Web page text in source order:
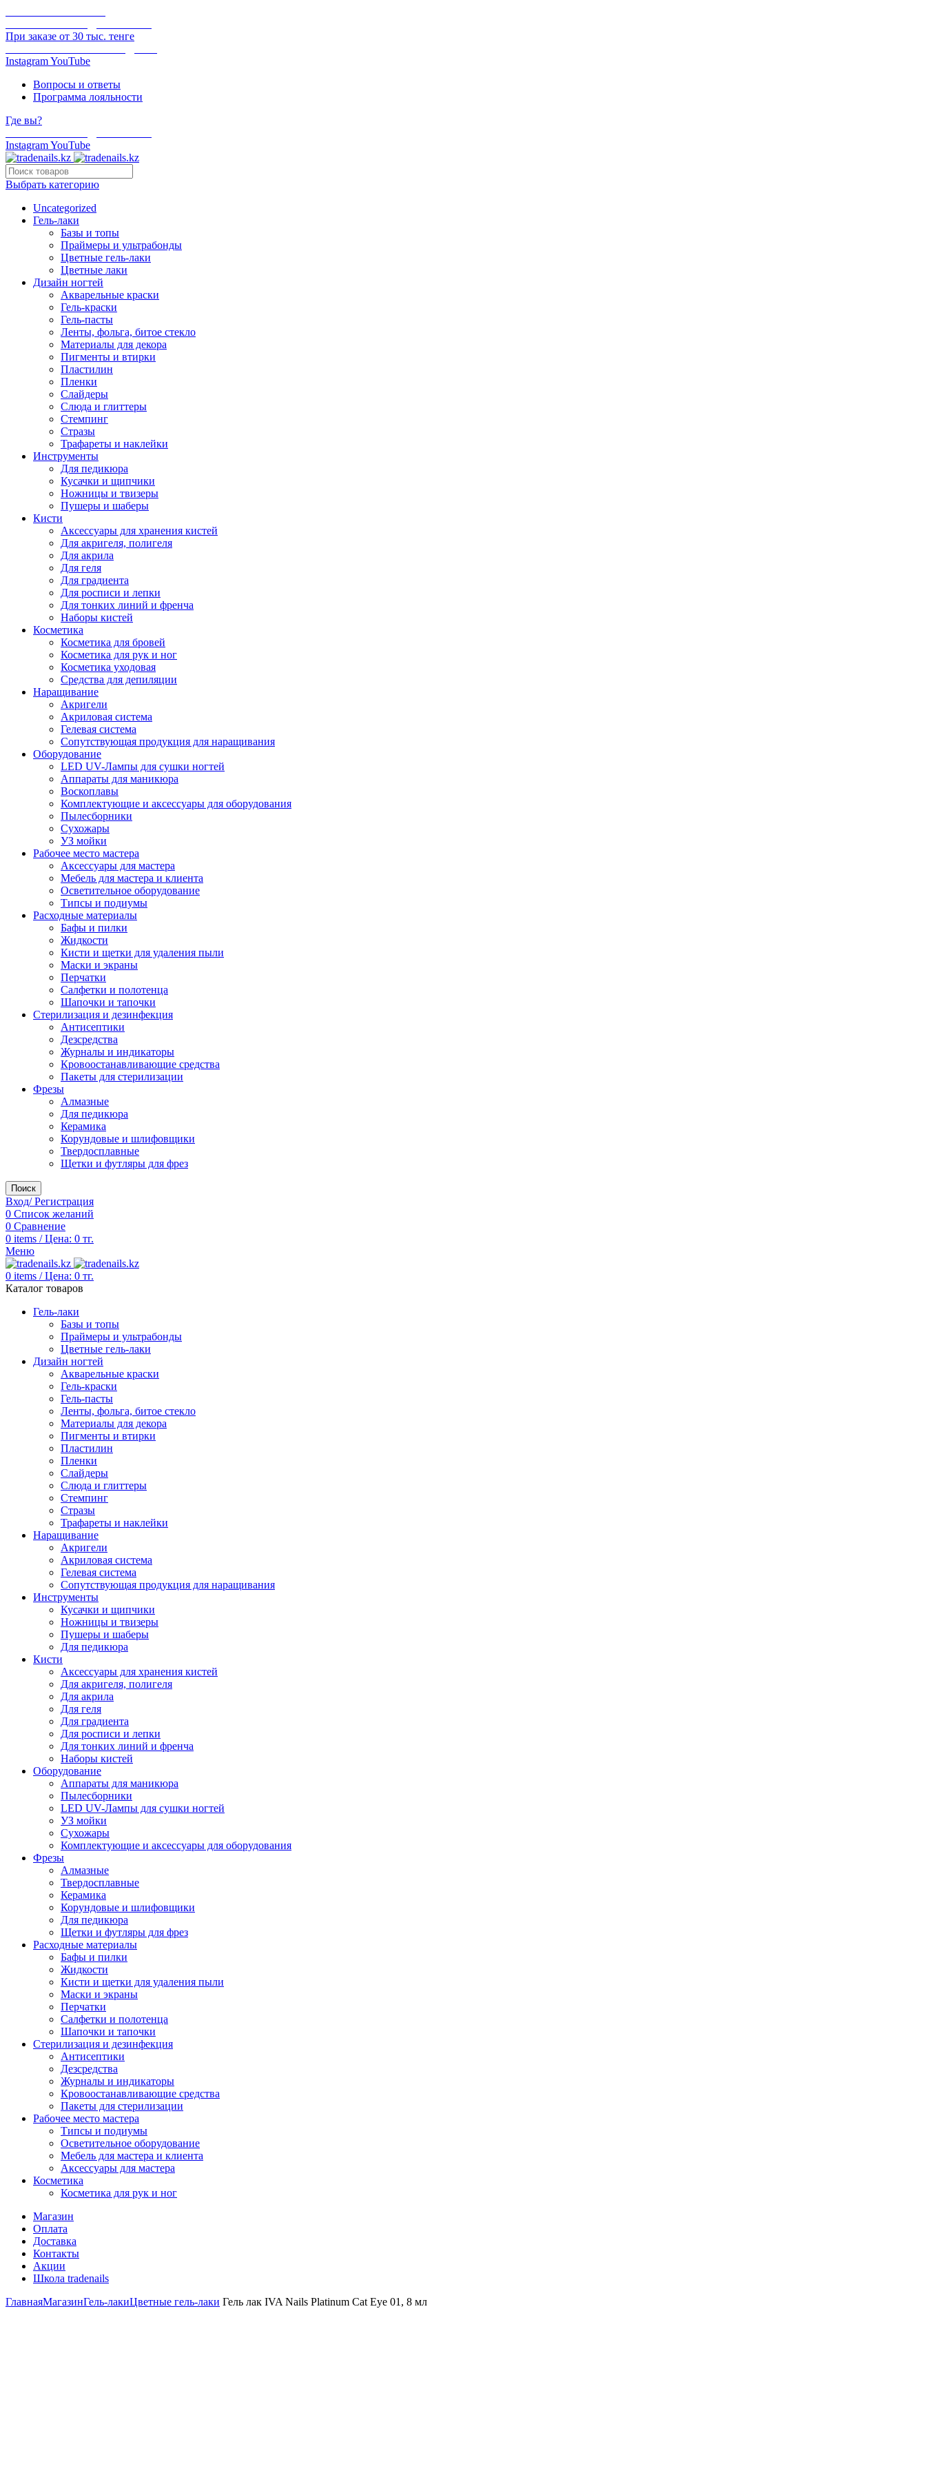
При заказе от 30 тыс. тенге
InstagramYouTube
Вопросы и ответы
Программа лояльности
Где вы?
InstagramYouTube
Выбрать категорию
Uncategorized
Гель-лаки
Базы и топы
Праймеры и ультрабонды
Цветные гель-лаки
Цветные лаки
Дизайн ногтей
Акварельные краски
Гель-краски
Гель-пасты
Ленты, фольга, битое стекло
Материалы для декора
Пигменты и втирки
Пластилин
Пленки
Слайдеры
Слюда и глиттеры
Стемпинг
Стразы
Трафареты и наклейки
Инструменты
Для педикюра
Кусачки и щипчики
Ножницы и твизеры
Пушеры и шаберы
Кисти
Аксессуары для хранения кистей
Для акригеля, полигеля
Для акрила
Для геля
Для градиента
Для росписи и лепки
Для тонких линий и френча
Наборы кистей
Косметика
Косметика для бровей
Косметика для рук и ног
Косметика уходовая
Средства для депиляции
Наращивание
Акригели
Акриловая система
Гелевая система
Сопутствующая продукция для наращивания
Оборудование
LED UV-Лампы для сушки ногтей
Аппараты для маникюра
Воскоплавы
Комплектующие и аксессуары для оборудования
Пылесборники
Сухожары
УЗ мойки
Рабочее место мастера
Аксессуары для мастера
Мебель для мастера и клиента
Осветительное оборудование
Типсы и подиумы
Расходные материалы
Бафы и пилки
Жидкости
Кисти и щетки для удаления пыли
Маски и экраны
Перчатки
Салфетки и полотенца
Шапочки и тапочки
Стерилизация и дезинфекция
Антисептики
Дезсредства
Журналы и индикаторы
Кровоостанавливающие средства
Пакеты для стерилизации
Фрезы
Алмазные
Для педикюра
Керамика
Корундовые и шлифовщики
Твердосплавные
Щетки и футляры для фрез
Поиск
Вход/ Регистрация
0 Список желаний
0 Сравнение
0 items / Цена: 0 тг.
Меню
0 items / Цена: 0 тг.
Каталог товаров
Гель-лаки
Базы и топы
Праймеры и ультрабонды
Цветные гель-лаки
Дизайн ногтей
Акварельные краски
Гель-краски
Гель-пасты
Ленты, фольга, битое стекло
Материалы для декора
Пигменты и втирки
Пластилин
Пленки
Слайдеры
Слюда и глиттеры
Стемпинг
Стразы
Трафареты и наклейки
Наращивание
Акригели
Акриловая система
Гелевая система
Сопутствующая продукция для наращивания
Инструменты
Кусачки и щипчики
Ножницы и твизеры
Пушеры и шаберы
Для педикюра
Кисти
Аксессуары для хранения кистей
Для акригеля, полигеля
Для акрила
Для геля
Для градиента
Для росписи и лепки
Для тонких линий и френча
Наборы кистей
Оборудование
Аппараты для маникюра
Пылесборники
LED UV-Лампы для сушки ногтей
УЗ мойки
Сухожары
Комплектующие и аксессуары для оборудования
Фрезы
Алмазные
Твердосплавные
Керамика
Корундовые и шлифовщики
Для педикюра
Щетки и футляры для фрез
Расходные материалы
Бафы и пилки
Жидкости
Кисти и щетки для удаления пыли
Маски и экраны
Перчатки
Салфетки и полотенца
Шапочки и тапочки
Стерилизация и дезинфекция
Антисептики
Дезсредства
Журналы и индикаторы
Кровоостанавливающие средства
Пакеты для стерилизации
Рабочее место мастера
Типсы и подиумы
Осветительное оборудование
Мебель для мастера и клиента
Аксессуары для мастера
Косметика
Косметика для рук и ног
Магазин
Оплата
Доставка
Контакты
Акции
Школа tradenails
ГлавнаяМагазинГель-лакиЦветные гель-лаки Гель лак IVA Nails Platinum Cat Eye 01, 8 мл